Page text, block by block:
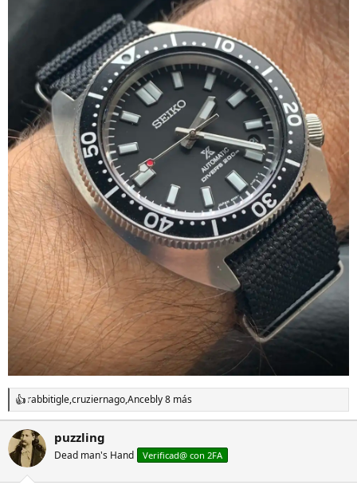
R
e
a
c
c
o
rabbitigle,cruziernago,Ancebly 8 más
puzzling
Dead man's Hand Verificad@ con 2FA